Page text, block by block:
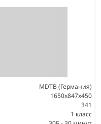
MDTB (Германия)
1650х847х450
341
1 класс